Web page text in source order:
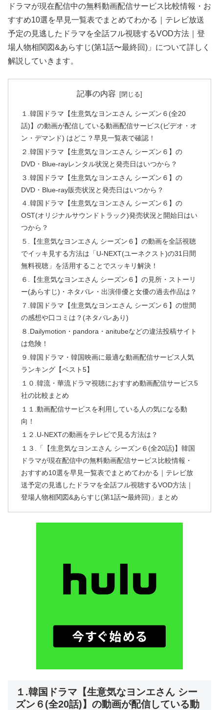
ドラマが現在配信中の無料動画配信サービス比較情報・お
すすめ10選を早見一覧表でまとめてわかる｜テレビ放送
予定の見逃したドラマを全話フル視聴するVOD方法｜登
場人物相関図&あらすじ(第1話〜最終回)」について詳しく
解説していきます。
記事の内容
１.韓国ドラマ【生意気なヨンエさん シーズン６(全20
話)】の動画が配信している動画配信サービス(ビデオ・オ
ン・デマンド) はどこ？早見一覧表で確認！
２.韓国ドラマ【生意気なヨンエさん シーズン６】の
DVD・Blue-rayレンタル状況と発売日はいつから？
３.韓国ドラマ【生意気なヨンエさん シーズン６】の
DVD・Blue-ray販売状況と発売日はいつから？
４.韓国ドラマ【生意気なヨンエさん シーズン６】の
OST(オリジナルサウンドトラック)発売状況と開始日はい
つから？
５.【生意気なヨンエさん シーズン６】の動画を全話視聴
でイッキ見する方法は「U-NEXT(ユーネクスト)の31日間
無料視聴」を活用することでスッキリ解決！
６.【生意気なヨンエさん シーズン６】の見所・ストーリ
ー(あらすじ)・ネタバレ・出演俳優と女優の過去作品は？
７.韓国ドラマ【生意気なヨンエさん シーズン６】の世間
の感想や口コミは？(ネタバレあり)
８.Dailymotion・pandora・anitubeなどの違法投稿サイト
は危険！
９.韓国ドラマ・韓国映画に最適な動画配信サービス人気
ランキング【ベスト5】
１０.韓流・華流ドラマ視聴におすすめ動画配信サービス5
社の比較まとめ
１１.動画配信サービスを利用している人の気になる動
向！
１２.U-NEXTの動画をテレビで見る方法は？
１３.「【生意気なヨンエさん シーズン６(全20話)】韓国
ドラマが現在配信中の無料動画配信サービス比較情報・
おすすめ10選を早見一覧表でまとめてわかる｜テレビ放
送予定の見逃したドラマを全話フル視聴するVOD方法｜
登場人物相関図&あらすじ(第1話〜最終回)」まとめ
１.韓国ドラマ【生意気なヨンエさん シー
ズン６(全20話)】の動画が配信している動